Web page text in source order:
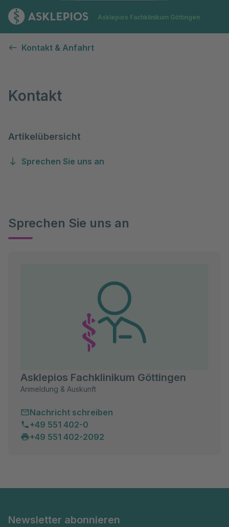
Zur Startseite
Asklepios Fachklinikum Göttingen
Kontakt & Anfahrt
Kontakt
Artikelübersicht
Sprechen Sie uns an
Sprechen Sie uns an
Asklepios Fachklinikum Göttingen
Anmeldung & Auskunft
Nachricht schreiben
+49 551 402-0
+49 551 402-2092
Newsletter abonnieren